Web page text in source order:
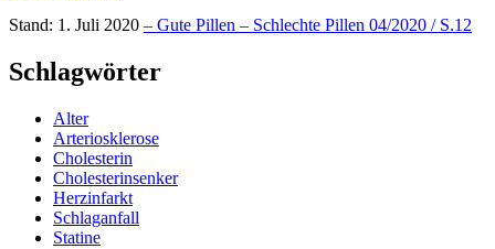
Stand: 1. Juli 2020 – Gute Pillen – Schlechte Pillen 04/2020 / S.12
Schlagwörter
Alter
Arteriosklerose
Cholesterin
Cholesterinsenker
Herzinfarkt
Schlaganfall
Statine